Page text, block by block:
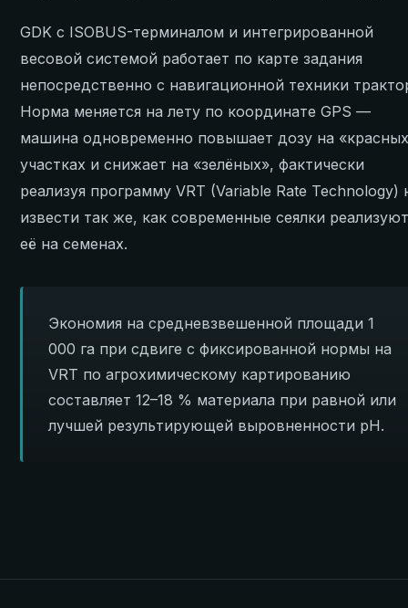
GDK с ISOBUS-терминалом и интегрированной
весовой системой работает по карте задания
непосредственно с навигационной техники
Норма меняется на лету по координате GPS —
машина одновременно повышает дозу на
участках и снижает на «зелёных», фактически
реализуя программу VRT (Variable Rate Technology)
извести так же, как современные сеялки
её на семенах.
Экономия на средневзвешенной площади 1
000 га при сдвиге с фиксированной нормы на
VRT по агрохимическому картированию
составляет 12–18 % материала при равной или
лучшей результирующей выровненности pH.